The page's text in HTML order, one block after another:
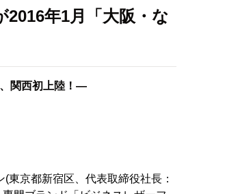
2016年1月「大阪・な
関西初上陸！―
東京都新宿区、代表取締役社長：